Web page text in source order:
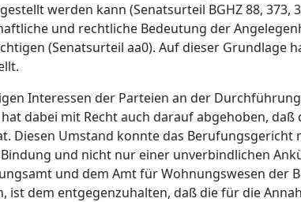
werden kann (Senatsurteil BGHZ 88, 373,
und rechtliche Bedeutung der
(Senatsurteil aa0). Auf dieser Grundlage
Interessen der Parteien an der
dabei mit Recht auch darauf abgehoben, daß
Diesen Umstand konnte das Berufungsgericht
und nicht nur einer unverbindlichen
und dem Amt für Wohnungswesen der
dem entgegenzuhalten, daß die für die